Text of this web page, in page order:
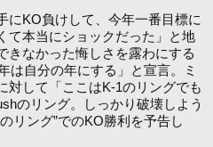
KO負けして、今年一番目標に
て本当にショックだった」と地
きなかった悔しさを露わにする
は自分の年にする」と宣言。ミ
対して「ここはK-1のリングでも
のリング。しっかり破壊しよう
リング”でのKO勝利を予告し